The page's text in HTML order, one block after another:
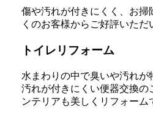
傷や汚れが付きにくく、お掃
くのお客様からご好評いただ
トイレリフォーム
水まわりの中で臭いや汚れが
汚れが付きにくい便器交換の
ンテリアも美しくリフォーム